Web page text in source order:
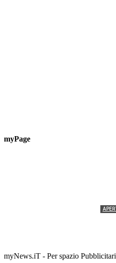
myPage
myNews.iT - Per spazio